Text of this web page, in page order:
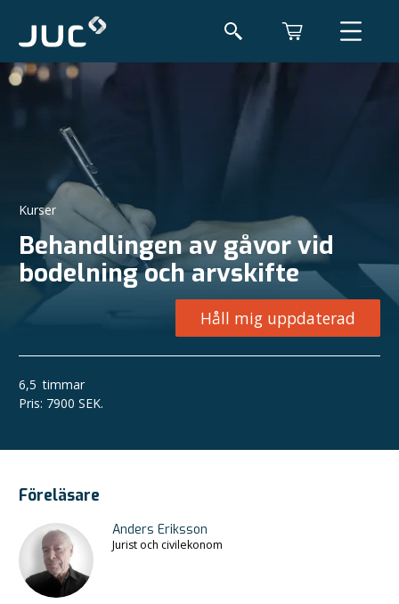
Kurser
Behandlingen av gåvor vid
bodelning och arvskifte
Håll mig uppdaterad
6,5 timmar
Pris: 7900 SEK.
Föreläsare
Anders Eriksson‎
Jurist och civilekonom